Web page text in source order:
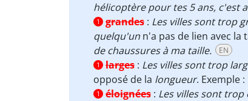
hélicoptère pour tes 5 ans, c'est
1 grandes : Les villes sont trop
quelqu'un n'a pas de lien avec la
de chaussures à ma taille.
EN
1 larges : Les villes sont trop
opposé de la longueur. Exemple :
1 éloignées : Les villes sont trop